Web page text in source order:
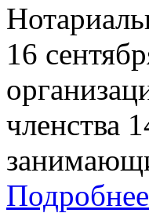
16
членства
Подробнее